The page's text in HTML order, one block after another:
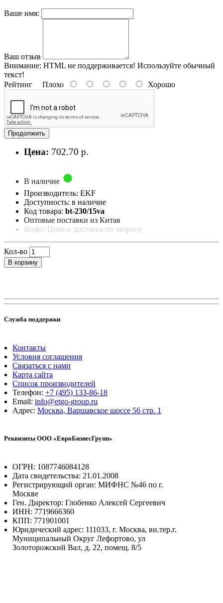
Ваше имя:
Ваш отзыв
Внимание: HTML не поддерживается! Используйте обычный
текст!
Рейтинг Плохо Хорошо
Продолжить
Цена: 702.70 р.
В наличие
Производитель: EKF
Доступность: в наличие
Код товара: bt-230/15va
Оптовые поставки из Китая
Инфо: Цена и доставка по запросу
Кол-во
В корзину
Служба поддержки
Контакты
Условия соглашения
Связаться с нами
Карта сайта
Список производителей
Телефон: +7 (495) 133-86-18
Email: info@etgo-group.ru
Адрес: Москва, Варшавское шоссе 56 стр. 1
Реквизиты ООО «ЕвроБизнесГрупп»
ОГРН: 1087746084128
Дата свидетельства: 21.01.2008
Регистрирующий орган: МИФНС №46 по г.
Москве
Ген. Директор: Глобенко Алексей Сергеевич
ИНН: 7719666360
КПП: 771901001
Юридический адрес: 111033, г. Москва, вн.тер.г.
Муниципальный Округ Лефортово, ул
Золоторожский Вал, д. 22, помещ. 8/5